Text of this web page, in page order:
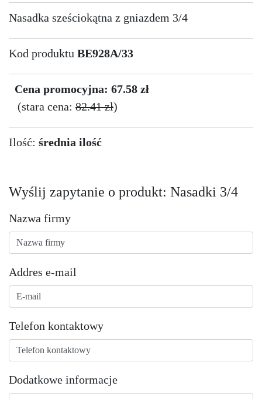
Nasadka sześciokątna z gniazdem 3/4
Kod produktu BE928A/33
Cena promocyjna: 67.58 zł
(stara cena: 82.41 zł)
Ilość: średnia ilość
Wyślij zapytanie o produkt: Nasadki 3/4
Nazwa firmy
Addres e-mail
Telefon kontaktowy
Dodatkowe informacje